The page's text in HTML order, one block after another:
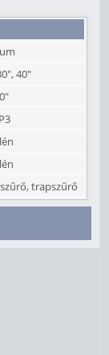
40"
trapszűrő